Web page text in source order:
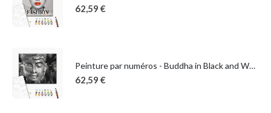
62,59 €
Peinture par numéros - Buddha in Black and White
62,59 €